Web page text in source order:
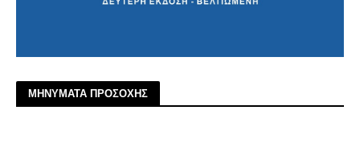
ΜΗΝΥΜΑΤΑ ΠΡΟΣΟΧΗΣ